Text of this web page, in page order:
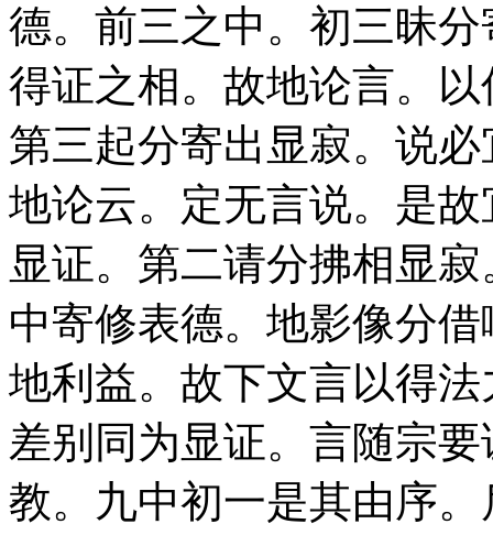
德。前三之中。初三昧
得证之相。故地论言。
第三起分寄出显寂。说
地论云。定无言说。是
显证。第二请分拂相显
中寄修表德。地影像分
地利益。故下文言以得
差别同为显证。言随宗
教。九中初一是其由序